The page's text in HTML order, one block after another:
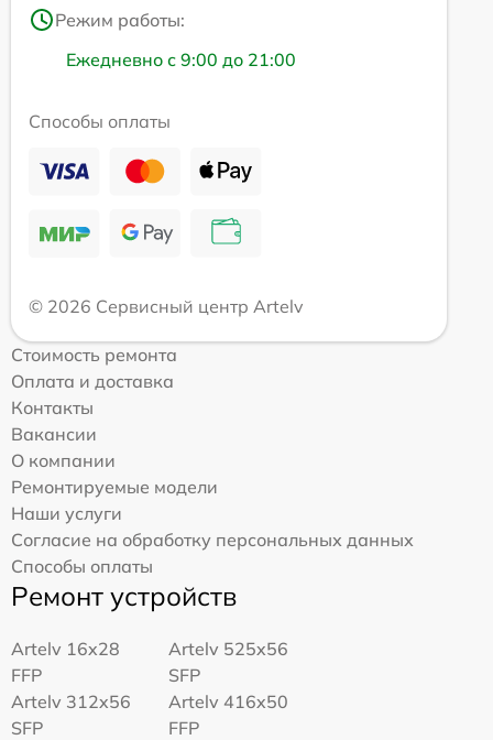
Режим работы:
Ежедневно с 9:00 до 21:00
Способы оплаты
© 2026 Сервисный центр Artelv
Стоимость ремонта
Оплата и доставка
Контакты
Вакансии
О компании
Ремонтируемые модели
Наши услуги
Согласие на обработку персональных данных
Способы оплаты
Ремонт устройств
Artelv 16x28
FFP
Artelv 525x56
SFP
Artelv 312x56
SFP
Artelv 416x50
FFP